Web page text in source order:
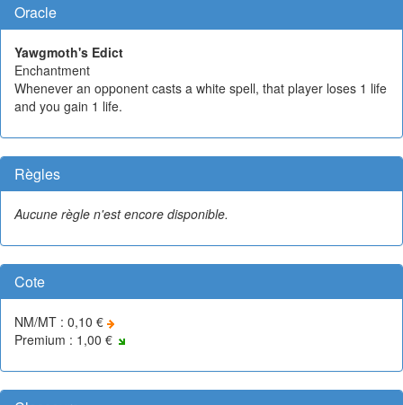
Oracle
Yawgmoth's Edict
Enchantment
Whenever an opponent casts a white spell, that player loses 1 life
and you gain 1 life.
Règles
Aucune règle n'est encore disponible.
Cote
NM/MT : 0,10 €
Premium : 1,00 €